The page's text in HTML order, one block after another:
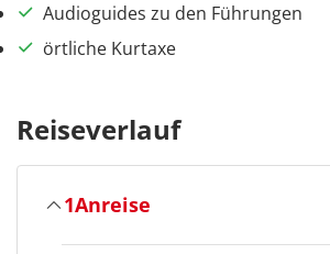
Audioguides zu den Führungen
örtliche Kurtaxe
Reiseverlauf
1Anreise